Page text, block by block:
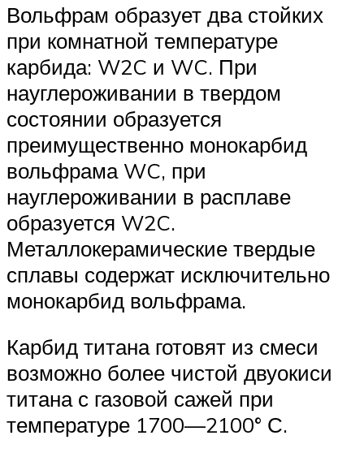
Вольфрам образует два стойких
при комнатной температуре
карбида: W2C и WC. При
науглероживании в твердом
состоянии образуется
преимущественно монокарбид
вольфрама WC, при
науглероживании в расплаве
образуется W2C.
Металлокерамические твердые
сплавы содержат исключительно
монокарбид вольфрама.
Карбид титана готовят из смеси
возможно более чистой двуокиси
титана с газовой сажей при
температуре 1700—2100° С.